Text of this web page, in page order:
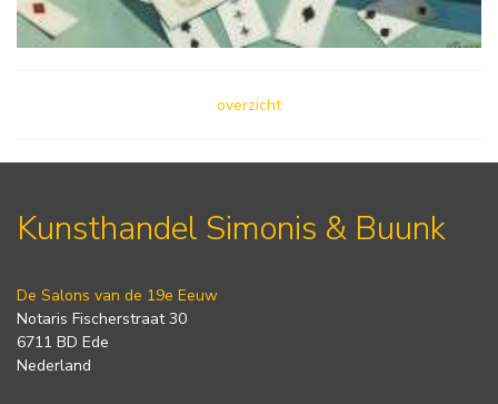
overzicht
Kunsthandel Simonis & Buunk
De Salons van de 19e Eeuw
Notaris Fischerstraat 30
6711 BD Ede
Nederland